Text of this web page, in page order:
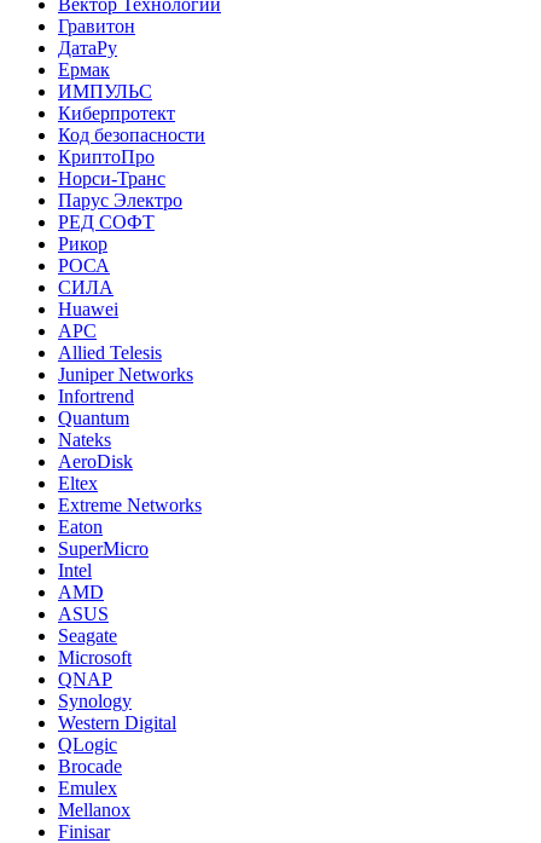
Вектор Технологии
Гравитон
ДатаРу
Ермак
ИМПУЛЬС
Киберпротект
Код безопасности
КриптоПро
Норси-Транс
Парус Электро
РЕД СОФТ
Рикор
РОСА
СИЛА
Huawei
APC
Allied Telesis
Juniper Networks
Infortrend
Quantum
Nateks
AeroDisk
Eltex
Extreme Networks
Eaton
SuperMicro
Intel
AMD
ASUS
Seagate
Microsoft
QNAP
Synology
Western Digital
QLogic
Brocade
Emulex
Mellanox
Finisar